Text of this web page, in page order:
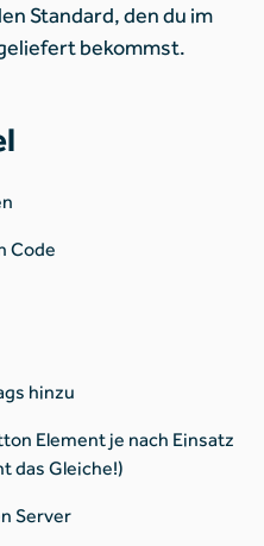
Standard, den du im
bekommst.
Code
hinzu
Element je nach Einsatz
das Gleiche!)
Server